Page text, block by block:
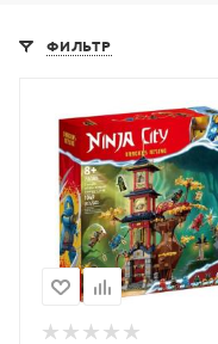
ФИЛЬТР